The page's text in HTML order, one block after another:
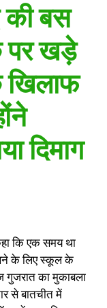
की बस
खड़े
दिमाग
कि एक समय था
के लिए स्कूल के
का मुकाबला
से बातचीत में